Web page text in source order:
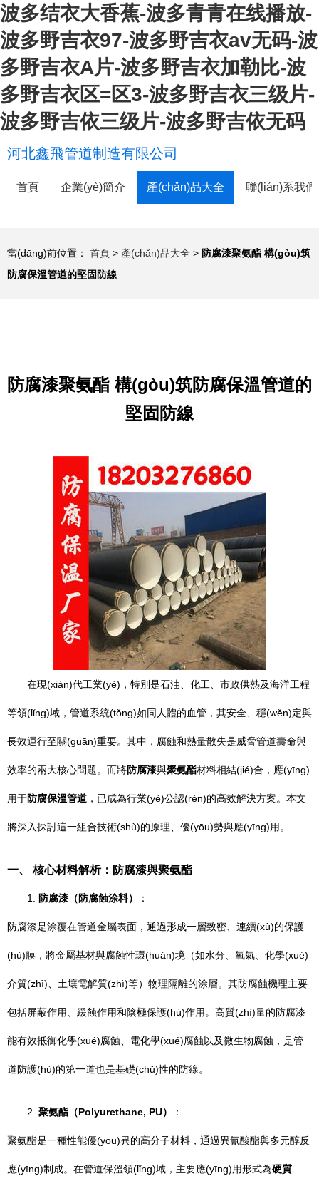
波多结衣大香蕉-波多青青在线播放-
波多野吉衣97-波多野吉衣av无码-波
多野吉衣A片-波多野吉衣加勒比-波
多野吉衣区=区3-波多野吉衣三级片-
波多野吉依三级片-波多野吉依无码
河北鑫飛管道制造有限公司
首頁 企業(yè)簡介 產(chǎn)品大全 聯(lián)系我們
當(dāng)前位置： 首頁 > 產(chǎn)品大全 > 防腐漆聚氨酯 構(gòu)筑
防腐保溫管道的堅固防線
防腐漆聚氨酯 構(gòu)筑防腐保溫管道的
堅固防線
在現(xiàn)代工業(yè)，特別是石油、化工、市政供熱及海洋工程
等領(lǐng)域，管道系統(tǒng)如同人體的血管，其安全、穩(wěn)定與
長效運行至關(guān)重要。其中，腐蝕和熱量散失是威脅管道壽命與
效率的兩大核心問題。而將防腐漆與聚氨酯材料相結(jié)合，應(yīng)
用于防腐保溫管道 ，已成為行業(yè)公認(rèn)的高效解決方案。本文
將深入探討這一組合技術(shù)的原理、優(yōu)勢與應(yīng)用。
一、 核心材料解析：防腐漆與聚氨酯
1. 防腐漆（防腐蝕涂料） ：
防腐漆是涂覆在管道金屬表面，通過形成一層致密、連續(xù)的保護
(hù)膜，將金屬基材與腐蝕性環(huán)境（如水分、氧氣、化學(xué)
介質(zhì)、土壤電解質(zhì)等）物理隔離的涂層。其防腐蝕機理主要
包括屏蔽作用、緩蝕作用和陰極保護(hù)作用。高質(zhì)量的防腐漆
能有效抵御化學(xué)腐蝕、電化學(xué)腐蝕以及微生物腐蝕，是管
道防護(hù)的第一道也是基礎(chǔ)性的防線。
2. 聚氨酯（Polyurethane, PU） ：
聚氨酯是一種性能優(yōu)異的高分子材料，通過異氰酸酯與多元醇反
應(yīng)制成。在管道保溫領(lǐng)域，主要應(yīng)用形式為硬質